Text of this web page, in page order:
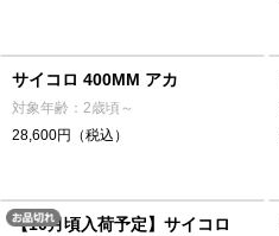
サイコロ 400MM アカ
対象年齢：2歳頃～
28,600円（税込）
【10月頃入荷予定】サイコロ